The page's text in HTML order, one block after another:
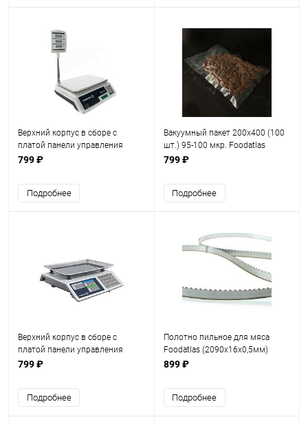
Верхний корпус в сборе с
платой панели управления
весов ВТС-40
799 ₽
Подробнее
Вакуумный пакет 200х400 (100
шт.) 95-100 мкр. Foodatlas
799 ₽
Подробнее
Верхний корпус в сборе с
платой панели управления
весов ВТ-982S
799 ₽
Подробнее
Полотно пильное для мяса
Foodatlas (2090x16x0,5мм)
899 ₽
Подробнее